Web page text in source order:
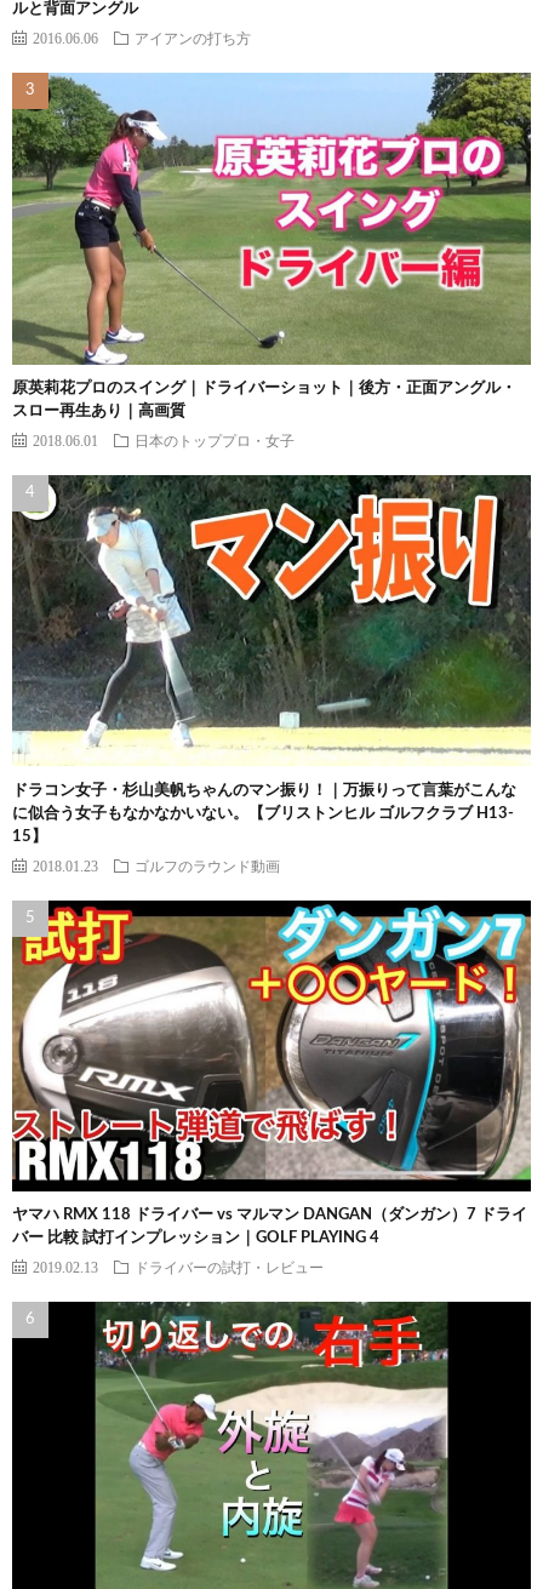
ルと背面アングル
2016.06.06 アイアンの打ち方
原英莉花プロのスイング｜ドライバーショット｜後方・正面アングル・
スロー再生あり｜高画質
2018.06.01 日本のトッププロ・女子
ドラコン女子・杉山美帆ちゃんのマン振り！｜万振りって言葉がこんな
に似合う女子もなかなかいない。【ブリストンヒル ゴルフクラブ H13-
15】
2018.01.23 ゴルフのラウンド動画
ヤマハ RMX 118 ドライバー vs マルマン DANGAN（ダンガン）7 ドライ
バー 比較 試打インプレッション｜GOLF PLAYING 4
2019.02.13 ドライバーの試打・レビュー